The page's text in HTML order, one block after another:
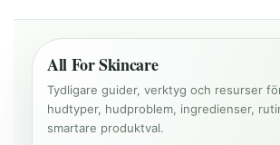
All For Skincare
Tydligare guider, verktyg och resurser
hudtyper, hudproblem, ingredienser,
smartare produktval.